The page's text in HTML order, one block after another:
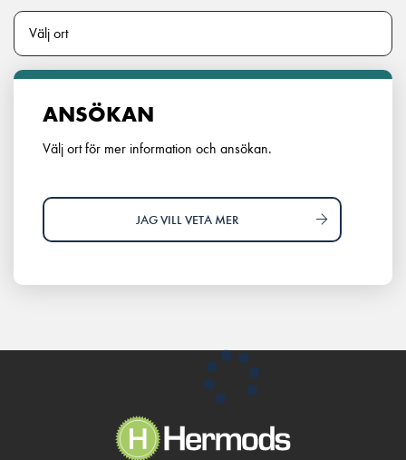
ANSÖKAN
Välj ort för mer information och ansökan.
JAG VILL VETA MER